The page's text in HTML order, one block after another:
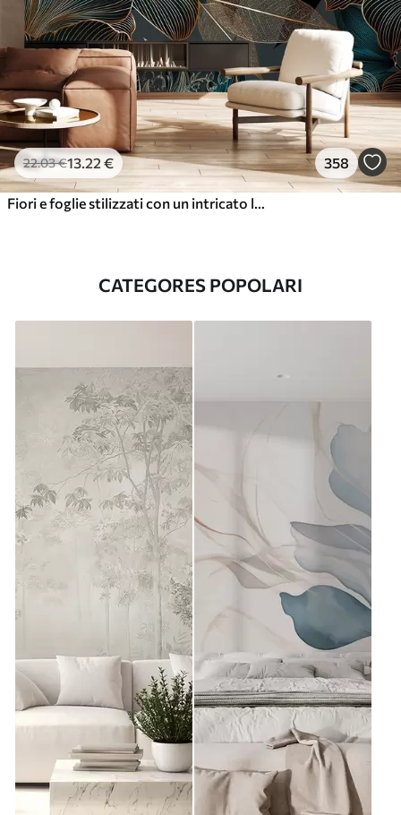
22.03€13 .22 € 358
CATEGORES POPOLARI